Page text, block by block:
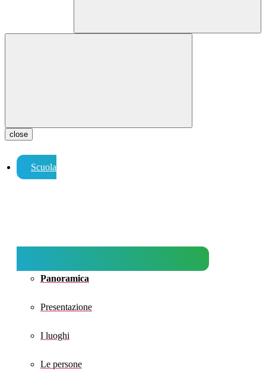
close
Scuola
Panoramica
Presentazione
I luoghi
Le persone